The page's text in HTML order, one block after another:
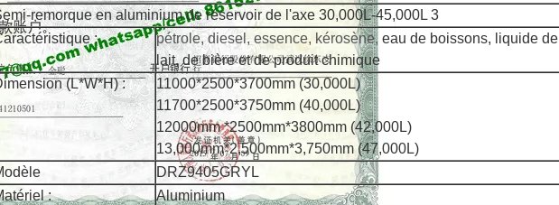
remorque en aluminium de réservoir de l'axe 30,000L-45,000L 3
:
pétrole, diesel, essence, kérosène, eau de boissons, liquide de
lait, de bière et de produit chimique
(L*W*H) :
11000*2500*3700mm (30,000L)
11700*2500*3750mm (40,000L)
12000mm *2500mm*3800mm (42,000L)
13,000mm*2,500mm*3,750mm (47,000L)
DRZ9405GRYL
:
Aluminium